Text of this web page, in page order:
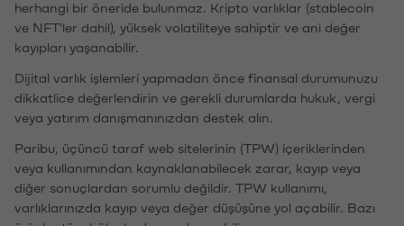
herhangi bir öneride bulunmaz. Kripto varlıklar (stablecoin
ve NFT'ler dahil), yüksek volatiliteye sahiptir ve ani değer
kayıpları yaşanabilir.
Dijital varlık işlemleri yapmadan önce finansal durumunuzu
dikkatlice değerlendirin ve gerekli durumlarda hukuk, vergi
veya yatırım danışmanınızdan destek alın.
Paribu, üçüncü taraf web sitelerinin (TPW) içeriklerinden
veya kullanımından kaynaklanabilecek zarar, kayıp veya
diğer sonuçlardan sorumlu değildir. TPW kullanımı,
varlıklarınızda kayıp veya değer düşüşüne yol açabilir. Bazı